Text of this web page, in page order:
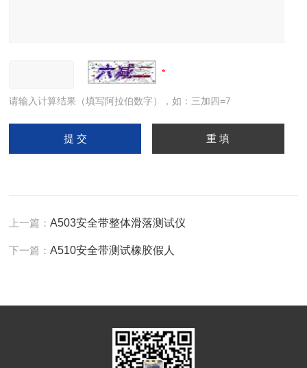
请输入计算结果（填写阿拉伯数字），如：三加四=7
上一篇：A503安全带整体滑落测试仪
下一篇：A510安全带测试橡胶假人